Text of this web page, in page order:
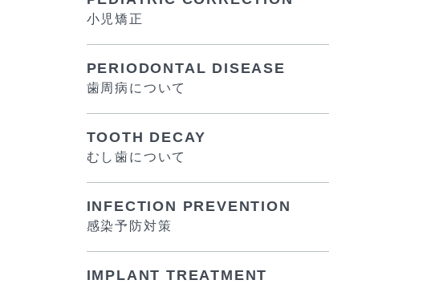
小児矯正
PERIODONTAL DISEASE
歯周病について
TOOTH DECAY
むし歯について
INFECTION PREVENTION
感染予防対策
IMPLANT TREATMENT